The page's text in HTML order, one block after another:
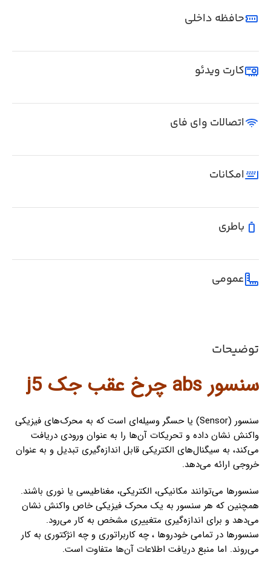
توضیحات
سنسور abs چرخ عقب جک j5
سنسور (Sensor) یا حسگر وسیله‌ای است که به محرک‌های فیزیکی
واکنش نشان داده و تحریکات آن‌ها را به عنوان ورودی دریافت
می‌کند، به سیگنال‌های الکتریکی قابل اندازه‌گیری تبدیل و به عنوان
خروجی ارائه می‌دهد.
سنسورها می‌توانند مکانیکی، الکتریکی، مغناطیسی یا نوری باشند.
همچنین که هر سنسور به یک محرک فیزیکی خاص واکنش نشان
می‌دهد و برای اندازه‌گیری متغییری مشخص به کار می‌رود.
سنسورها در تمامی خودروها ، چه کاربراتوری و چه انژکتوری به کار
می‌روند. اما منبع دریافت اطلاعات آن‌ها متفاوت است.
حافظه داخلی
کارت ویدئو
اتصالات وای فای
امکانات
باطری
عمومی